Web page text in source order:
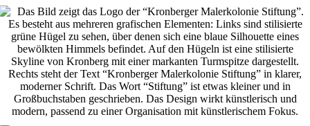
Zum
Inhalt
springen